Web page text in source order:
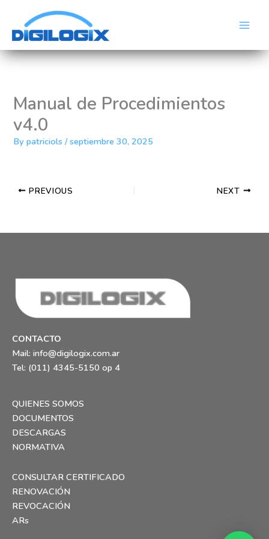
content
Manual de Procedimientos
v4.0
Bypatriciols/septiembre 30, 2025
PREVIOUS NEXT
CONTACTO
Mail: info@digilogix.com.ar
Tel: (011) 4345-5150 op 4
QUIENES SOMOS
DOCUMENTOS
DESCARGAS
NORMATIVA
CONSULTAR CERTIFICADO
RENOVACIÓN
REVOCACIÓN
ARs